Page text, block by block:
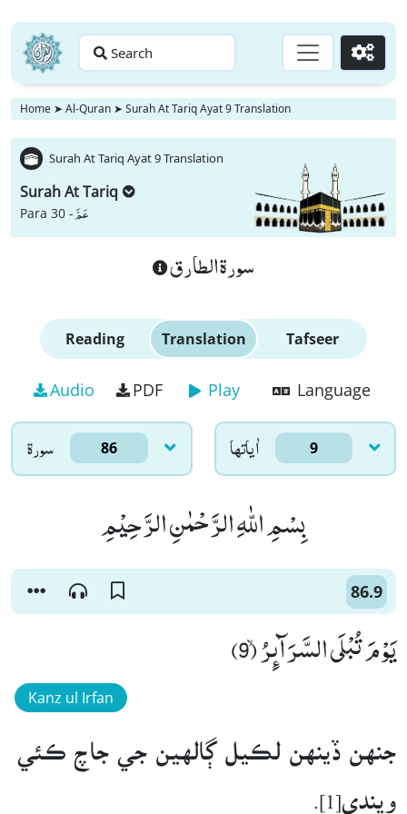
Search Go
Home ➤ Al-Quran ➤ Surah At Tariq Ayat 9 Translation
Surah At Tariq Ayat 9 Translation
Surah At Tariq
Para 30 -عَمَّ
سورة الطارق
Reading Translation Tafseer
Audio PDF Play Language
سورۃ 86 اٰياتها 9
بِسْمِ اللّٰهِ الرَّحْمٰنِ الرَّحِیْمِ
86.9
یَوْمَ تُبْلَى السَّرَآىٕرُۙ (9)
Kanz ul Irfan
جنهن ڏينهن لڪيل ڳالهين جي جاچ ڪئي